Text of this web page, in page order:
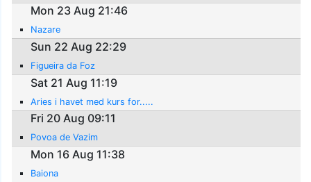
Mon 23 Aug 21:46
Nazare
Sun 22 Aug 22:29
Figueira da Foz
Sat 21 Aug 11:19
Aries i havet med kurs for.....
Fri 20 Aug 09:11
Povoa de Vazim
Mon 16 Aug 11:38
Baiona